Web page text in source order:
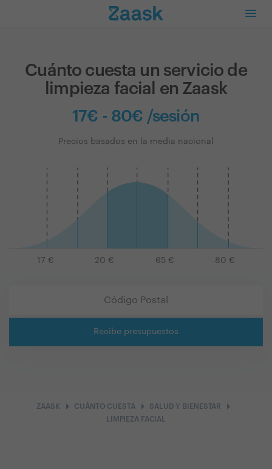
Cuánto cuesta un servicio de
limpieza facial en Zaask
17€ - 80€ /sesión
Precios basados en la media nacional
17 € 20 € 65 € 80 €
Recibe presupuestos
ZAASK arrow_right CUÁNTO CUESTAarrow_right SALUD Y BIENESTAR arrow_right
LIMPIEZA FACIAL